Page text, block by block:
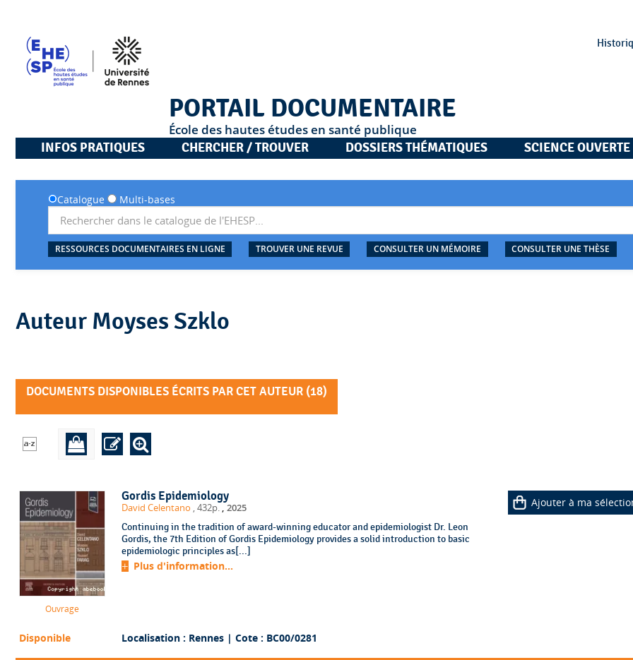
PORTAIL DOCUMENTAIRE
École des hautes études en santé publique
INFOS PRATIQUES
CHERCHER / TROUVER DOSSIERS THÉMATIQUES SCIENCE OUVERTE
Catalogue Multi-bases
RESSOURCES DOCUMENTAIRES EN LIGNE TROUVER UNE REVUE CONSULTER UN MÉMOIRE CONSULTER UNE THÈSE
Auteur Moyses Szklo
DOCUMENTS DISPONIBLES ÉCRITS PAR CET AUTEUR (18)
Ouvrage
Gordis Epidemiology
David Celentano , 432p.,2025
Continuing in the tradition of award-winning educator and epidemiologist Dr. Leon
Gordis, the 7th Edition of Gordis Epidemiology provides a solid introduction to basic
epidemiologic principles as[...]
Plus d'information...
Ajouter à ma
Disponible Localisation : Rennes | Cote : BC00/0281